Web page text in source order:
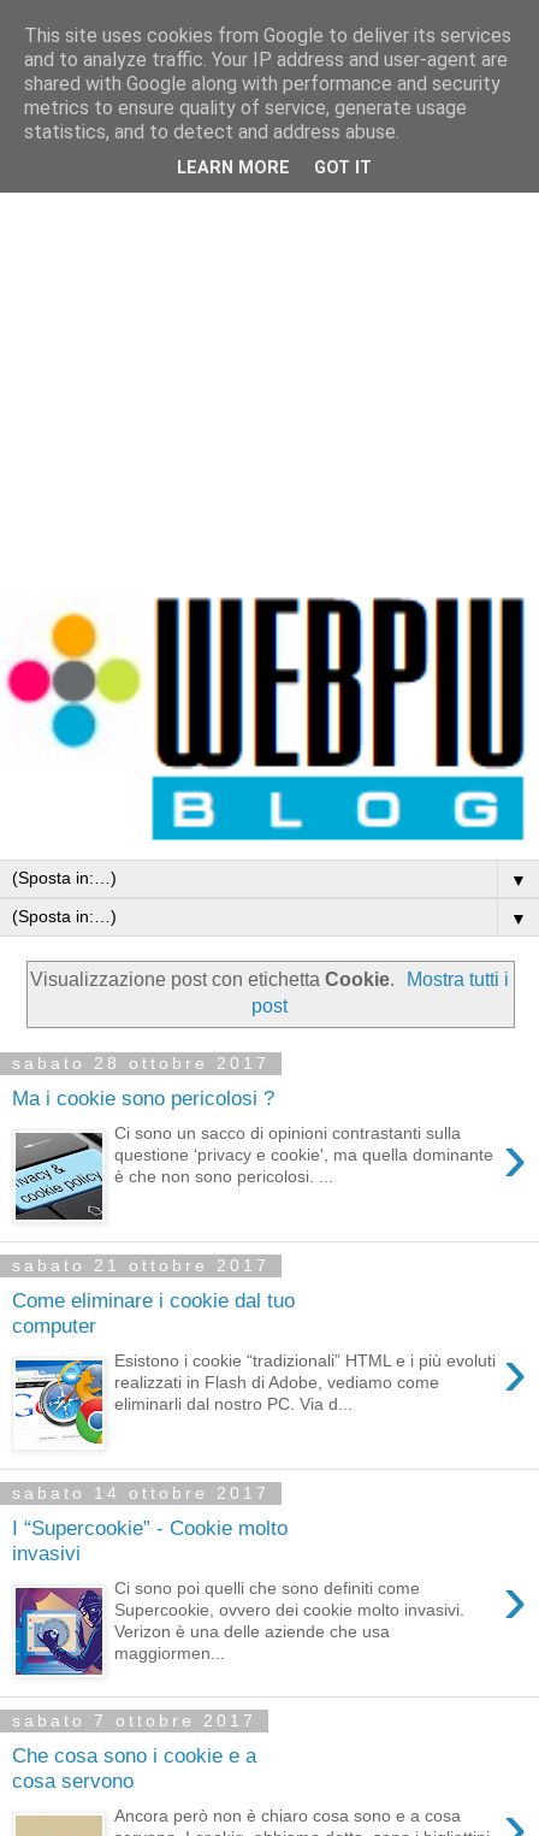
▼
▼
Visualizzazione post con etichetta Cookie.
Mostra tutti i
post
sabato 28 ottobre 2017
Ma i cookie sono pericolosi ?
›
Ci sono un sacco di opinioni contrastanti sulla
questione ‘privacy e cookie', ma quella dominante
è che non sono pericolosi. ...
sabato 21 ottobre 2017
Come eliminare i cookie dal tuo
computer
›
Esistono i cookie “tradizionali” HTML e i più evoluti
realizzati in Flash di Adobe, vediamo come
eliminarli dal nostro PC. Via d...
sabato 14 ottobre 2017
I “Supercookie” - Cookie molto
invasivi
›
Ci sono poi quelli che sono definiti come
Supercookie, ovvero dei cookie molto invasivi.
Verizon è una delle aziende che usa
maggiormen...
sabato 7 ottobre 2017
Che cosa sono i cookie e a
cosa servono
Ancora però non è chiaro cosa sono e a cosa
This site uses cookies from Google to deliver its services
and to analyze traffic. Your IP address and user-agent are
shared with Google along with performance and security
metrics to ensure quality of service, generate usage
statistics, and to detect and address abuse.
LEARN MORE GOT IT